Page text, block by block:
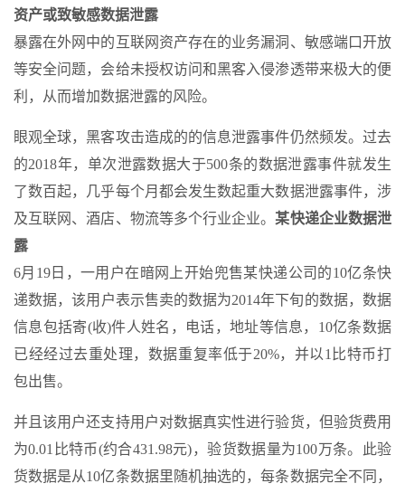
资产或致敏感数据泄露
暴露在外网中的互联网资产存在的业务漏洞、敏感端口开放
等安全问题，会给未授权访问和黑客入侵渗透带来极大的便
利，从而增加数据泄露的风险。
眼观全球，黑客攻击造成的的信息泄露事件仍然频发。过去
的2018年，单次泄露数据大于500条的数据泄露事件就发生
了数百起，几乎每个月都会发生数起重大数据泄露事件，涉
及互联网、酒店、物流等多个行业企业。 某快递企业数据泄
露
6月19日，一用户在暗网上开始兜售某快递公司的10亿条快
递数据，该用户表示售卖的数据为2014年下旬的数据，数据
信息包括寄(收)件人姓名，电话，地址等信息，10亿条数据
已经经过去重处理，数据重复率低于20%，并以1比特币打
包出售。
并且该用户还支持用户对数据真实性进行验货，但验货费用
为0.01比特币(约合431.98元)，验货数据量为100万条。此验
货数据是从10亿条数据里随机抽选的，每条数据完全不同，